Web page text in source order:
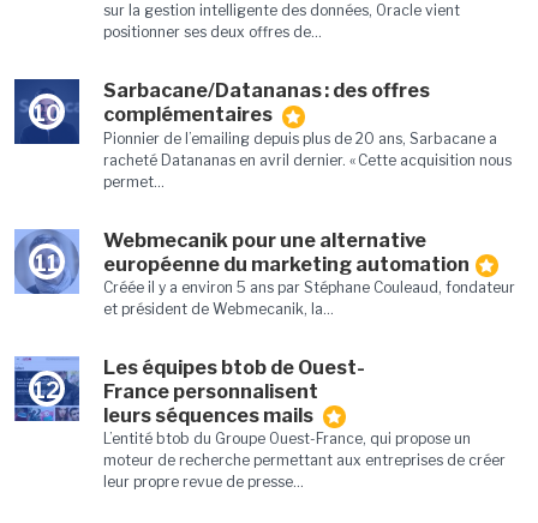
sur la gestion intelligente des données, Oracle vient
positionner ses deux offres de...
10
Sarbacane/Datananas : des offres
complémentaires
Pionnier de l’emailing depuis plus de 20 ans, Sarbacane a
racheté Datananas en avril dernier. « Cette acquisition nous
permet...
11
Webmecanik pour une alternative
européenne du marketing automation
Créée il y a environ 5 ans par Stéphane Couleaud, fondateur
et président de Webmecanik, la...
12
Les équipes btob de Ouest-
France personnalisent
leurs séquences mails
L’entité btob du Groupe Ouest-France, qui propose un
moteur de recherche permettant aux entreprises de créer
leur propre revue de presse...